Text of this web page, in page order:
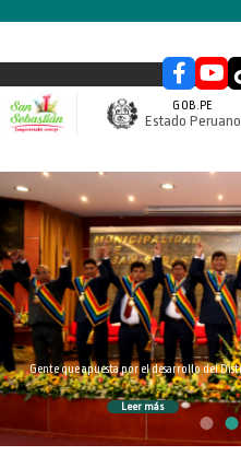
GOB.PE
Estado Peruano
Gente que apuesta por el desarrollo del
Leer más